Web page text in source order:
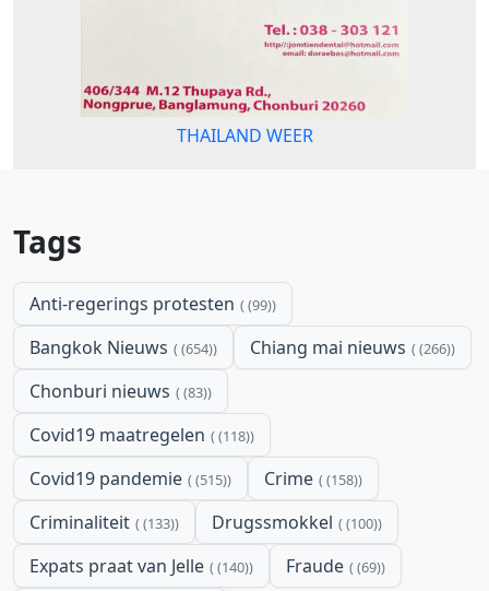
THAILAND WEER
Tags
Anti-regerings protesten (99)
Bangkok Nieuws (654) Chiang mai nieuws (266)
Chonburi nieuws (83)
Covid19 maatregelen (118)
Covid19 pandemie (515) Crime (158)
Criminaliteit (133) Drugssmokkel (100)
Expats praat van Jelle (140) Fraude (69)